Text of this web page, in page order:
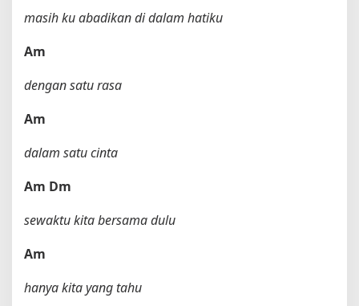
masih ku abadikan di dalam hatiku
Am
dengan satu rasa
Am
dalam satu cinta
Am Dm
sewaktu kita bersama dulu
Am
hanya kita yang tahu